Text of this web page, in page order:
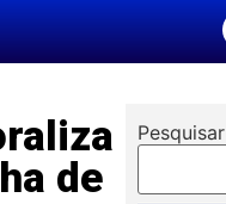
de
Pesquisar